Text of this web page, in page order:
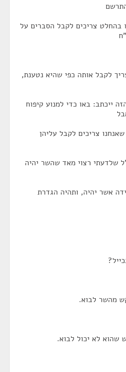
בהחלט צריכים לקבל הסברים על
לקבל אותה כפי שהיא נטענת,
ייכתב: באו כדי למנוע קיפוח
צריכים לקבל עליהן
שלדעתי רצוי מאד שהשר יהיה
אשר יהיה, ותהיה הגדרת
מהשר לבוא.
שהוא לא יכול לבוא.